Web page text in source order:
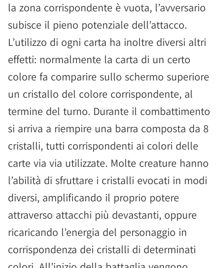
la zona corrispondente è vuota, l’avversario
subisce il pieno potenziale dell’attacco.
L’utilizzo di ogni carta ha inoltre diversi altri
effetti: normalmente la carta di un certo
colore fa comparire sullo schermo superiore
un cristallo del colore corrispondente, al
termine del turno. Durante il combattimento
si arriva a riempire una barra composta da 8
cristalli, tutti corrispondenti ai colori delle
carte via via utilizzate. Molte creature hanno
l’abilità di sfruttare i cristalli evocati in modi
diversi, amplificando il proprio potere
attraverso attacchi più devastanti, oppure
ricaricando l’energia del personaggio in
corrispondenza dei cristalli di determinati